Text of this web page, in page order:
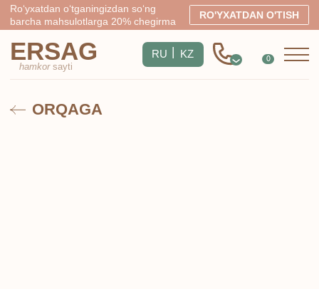
Ro‘yxatdan o‘tganingizdan so‘ng
barcha mahsulotlarga 20% chegirma
RO'YXATDAN O'TISH
0
ERSAG
hamkorsayti
ORQAGA